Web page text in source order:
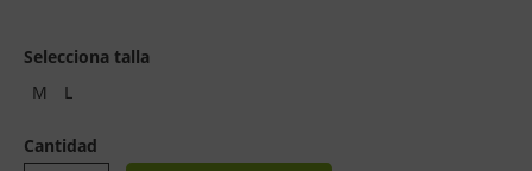
Selecciona talla
M
L
Cantidad